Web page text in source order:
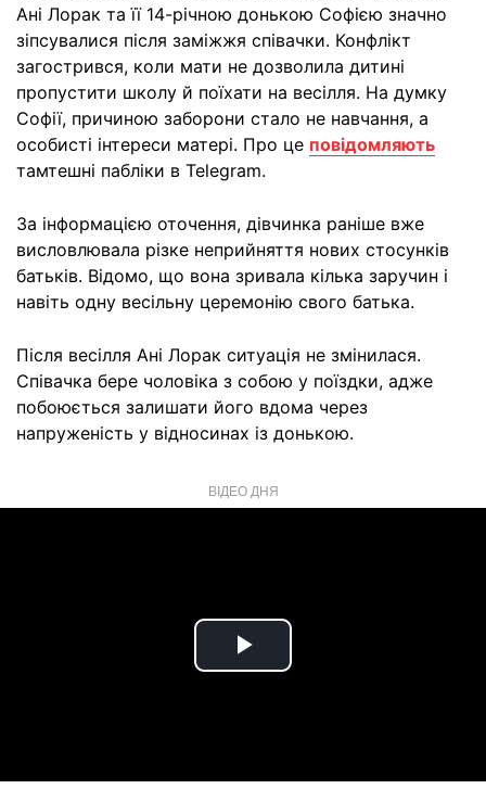
Ані Лорак та її 14-річною донькою Софією значно
зіпсувалися після заміжжя співачки. Конфлікт
загострився, коли мати не дозволила дитині
пропустити школу й поїхати на весілля. На думку
Софії, причиною заборони стало не навчання, а
особисті інтереси матері. Про це повідомляють
тамтешні пабліки в Telegram.
За інформацією оточення, дівчинка раніше вже
висловлювала різке неприйняття нових стосунків
батьків. Відомо, що вона зривала кілька заручин і
навіть одну весільну церемонію свого батька.
Після весілля Ані Лорак ситуація не змінилася.
Співачка бере чоловіка з собою у поїздки, адже
побоюється залишати його вдома через
напруженість у відносинах із донькою.
ВІДЕО ДНЯ
Play